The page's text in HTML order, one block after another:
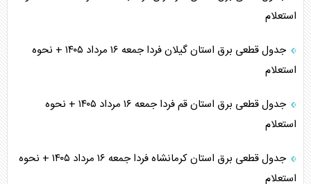
استعلام
جدول قطعی برق استان گیلان فردا جمعه ۱۶ مرداد ۱۴۰۵ + نحوه
استعلام
جدول قطعی برق استان قم فردا جمعه ۱۶ مرداد ۱۴۰۵ + نحوه
استعلام
جدول قطعی برق استان کرمانشاه فردا جمعه ۱۶ مرداد ۱۴۰۵ + نحوه
استعلام